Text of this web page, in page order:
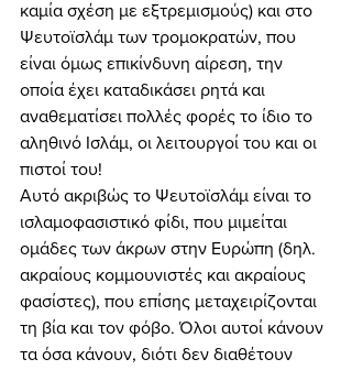
καμία σχέση με εξτρεμισμούς) και στο
Ψευτοϊσλάμ των τρομοκρατών, που
είναι όμως επικίνδυνη αίρεση, την
οποία έχει καταδικάσει ρητά και
αναθεματίσει πολλές φορές το ίδιο το
αληθινό Ισλάμ, οι λειτουργοί του και οι
πιστοί του!
Αυτό ακριβώς το Ψευτοϊσλάμ είναι το
ισλαμοφασιστικό φίδι, που μιμείται
ομάδες των άκρων στην Ευρώπη (δηλ.
ακραίους κομμουνιστές και ακραίους
φασίστες), που επίσης μεταχειρίζονται
τη βία και τον φόβο. Όλοι αυτοί κάνουν
τα όσα κάνουν, διότι δεν διαθέτουν